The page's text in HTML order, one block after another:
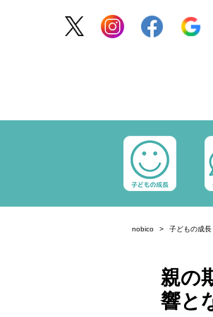
nobico 子どもの成長
親の
響と